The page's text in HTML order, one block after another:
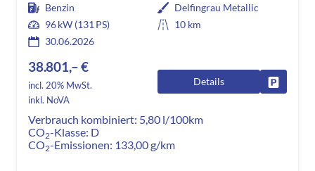
Benzin
Delfingrau Metallic
96 kW (131 PS)
10 km
30.06.2026
38.801,– €
incl. 20% MwSt.
inkl. NoVA
Details
Verbrauch kombiniert: 5,80 l/100km
CO2-Klasse: D
CO2-Emissionen: 133,00 g/km